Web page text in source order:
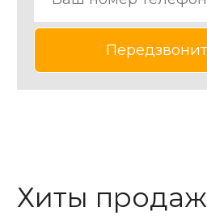
Хиты продаж